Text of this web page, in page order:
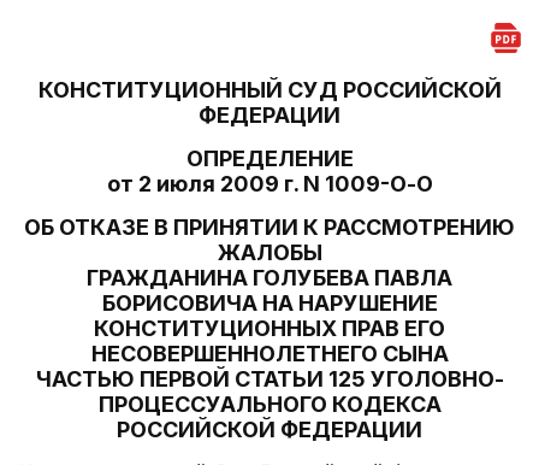
КОНСТИТУЦИОННЫЙ СУД РОССИЙСКОЙ
ФЕДЕРАЦИИ
ОПРЕДЕЛЕНИЕ
от 2 июля 2009 г. N 1009-О-О
ОБ ОТКАЗЕ В ПРИНЯТИИ К РАССМОТРЕНИЮ
ЖАЛОБЫ
ГРАЖДАНИНА ГОЛУБЕВА ПАВЛА
БОРИСОВИЧА НА НАРУШЕНИЕ
КОНСТИТУЦИОННЫХ ПРАВ ЕГО
НЕСОВЕРШЕННОЛЕТНЕГО СЫНА
ЧАСТЬЮ ПЕРВОЙ СТАТЬИ 125 УГОЛОВНО-
ПРОЦЕССУАЛЬНОГО КОДЕКСА
РОССИЙСКОЙ ФЕДЕРАЦИИ